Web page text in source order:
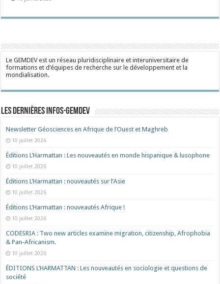
Le GEMDEV est un réseau pluridisciplinaire et interuniversitaire de
formations et d’équipes de recherche sur le développement et la
mondialisation.
Les dernières Infos-Gemdev
Newsletter Géosciences en Afrique de l’Ouest et Maghreb
10 juillet 2026
Éditions L’Harmattan : Les nouveautés en monde hispanique & lusophone
10 juillet 2026
Éditions L’Harmattan : nouveautés sur l’Asie
10 juillet 2026
Éditions L’Harmattan : nouveautés Afrique !​
10 juillet 2026
CODESRIA : Two new articles examine migration, citizenship, Afrophobia
& Pan-Africanism.
10 juillet 2026
ÉDITIONS L’HARMATTAN : Les nouveautés en sociologie et questions de
société